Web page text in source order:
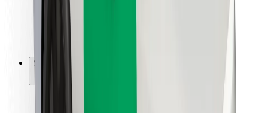
Városi megoldások
Repülőtér
Bolt töltőállomások
Súgó
Utasoknak